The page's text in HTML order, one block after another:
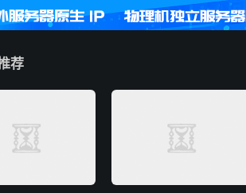
刚起步的个人创业者，还是计划拓展俄
荐